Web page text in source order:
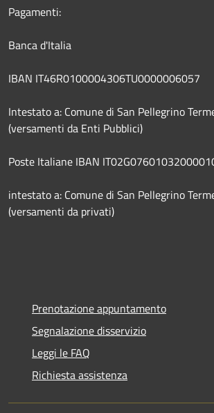
Pagamenti:
Banca d'Italia
IBAN IT46R0100004306TU0000006057
Intestato a: Comune di San Pellegrino
(versamenti da Enti Pubblici)
Poste Italiane IBAN
intestato a: Comune di San Pellegrino
(versamenti da privati)
Prenotazione appuntamento
Segnalazione disservizio
Leggi le FAQ
Richiesta assistenza